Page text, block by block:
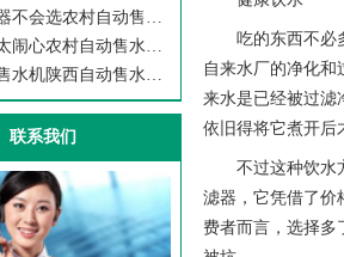
前置过滤器不会选农村自动售水机陕西自
水垢真的太闹心农村自动售水机陕西自动
农村自动售水机陕西自动售水机西安美之
联系我们
吃的东西不必
自来水厂的净化
来水是已经被过滤
依旧得将它煮开后
不过这种饮水
滤器，它凭借了价
费者而言，选择多